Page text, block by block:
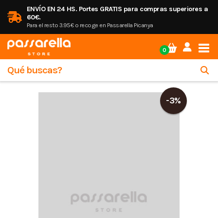
ENVÍO EN 24 HS. Portes GRATIS para compras superiores a
60€.
Para el resto 3.95€ o recoge en Passarella Picanya
0
-3%